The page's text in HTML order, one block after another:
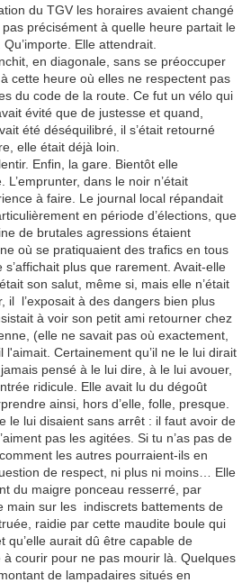
du TGV les horaires avaient changé
précisément à quelle heure partait le
Elle attendrait.
en diagonale, sans se préoccuper
cette heure où elles ne respectent pas
du code de la route. Ce fut un vélo qui
évité que de justesse et quand,
été déséquilibré, il s’était retourné
elle était déjà loin.
Enfin, la gare. Bientôt elle
dans le noir n’était
à faire. Le journal local répandait
en période d’élections, que
de brutales agressions étaient
où se pratiquaient des trafics en tous
plus que rarement. Avait-elle
son salut, même si, mais elle n’était
il l’exposait à des dangers bien plus
à voir son petit ami retourner chez
(elle ne savait pas où exactement,
l'aimait. Certainement qu’il ne le lui dirait
pensé à le lui dire, à le lui avouer,
ridicule. Elle avait lu du dégoût
ainsi, hors d’elle, folle, presque.
le lui disaient sans arrêt : il faut avoir de
pas les agitées. Si tu n’as pas de
les autres pourraient-ils en
de respect, ni plus ni moins… Elle
du maigre ponceau resserré, par
main sur les indiscrets battements de
raidie par cette maudite boule qui
qu’elle aurait dû être capable de
courir pour ne pas mourir là. Quelques
de lampadaires situés en